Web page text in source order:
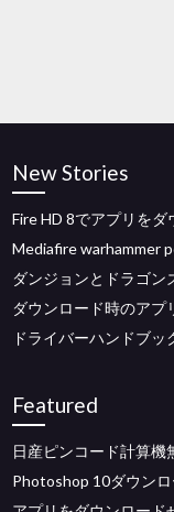
New Stories
Fire HD 8でアプリを
Mediafire warhammer
ダンジョンとドラゴン
ダウンロード時のアプ
ドライバーハンドブ
Featured
日産ピンコード計算機
Photoshop 10ダウンロ